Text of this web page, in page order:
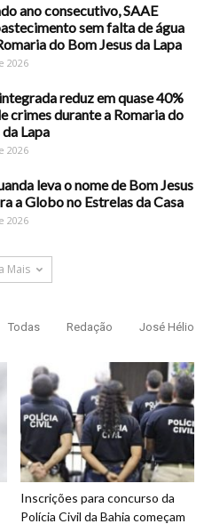
ano consecutivo, SAAE
sem falta de água
do Bom Jesus da Lapa
2026
reduz em quase 40%
crimes durante a Romaria do
Lapa
2026
leva o nome de Bom Jesus
a Globo no Estrelas da Casa
2026
Mais
Todas Redação José Hélio
Inscrições para concurso da
Polícia Civil da Bahia começam